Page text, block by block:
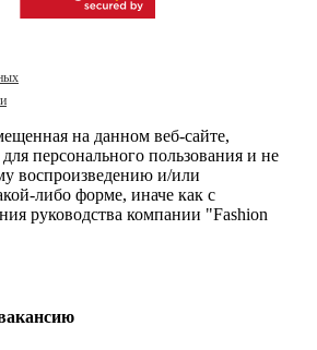
на данном веб-сайте,
персонального пользования и не
воспроизведению и/или
либо форме, иначе как с
руководства компании "Fashion